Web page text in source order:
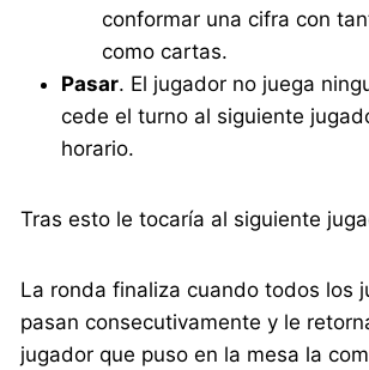
conformar una cifra con
como cartas.
Pasar. El jugador no juega
cede el turno al siguiente
horario.
Tras esto le tocaría al siguiente
La ronda finaliza cuando todos los
pasan consecutivamente y le
jugador que puso en la mesa la